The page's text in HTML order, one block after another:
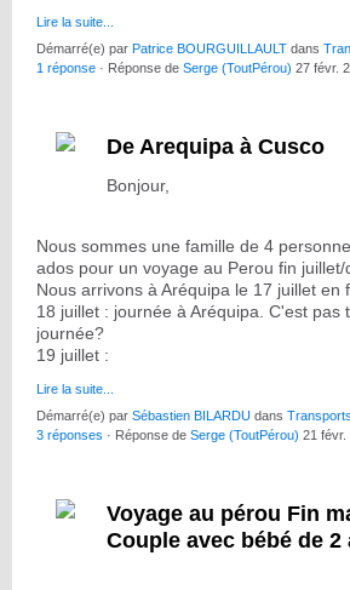
Lire la suite...
Démarré(e) par Patrice BOURGUILLAULT dans
1 réponse · Réponse de Serge (ToutPérou) 27 févr.
De Arequipa à Cusco
Bonjour,
Nous sommes une famille de 4
ados pour un voyage au Perou fin juillet/
Nous arrivons à Aréquipa le 17 juillet en
18 juillet : journée à Aréquipa. C'est pas
journée?
19 juillet :
Lire la suite...
Démarré(e) par Sébastien BILARDU dans
3 réponses · Réponse de Serge (ToutPérou) 21 févr.
Voyage au pérou Fin
Couple avec bébé de 2